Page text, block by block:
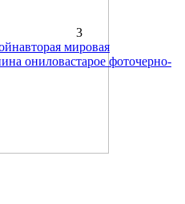
3
вторая мировая
ониловастарое фоточерно-